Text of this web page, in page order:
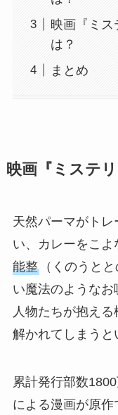
映画『ミス
は？
まとめ
映画『ミステ
天然パーマがト
い、カレーをこよ
能整（くのうと
い魔法のような
人物たちが抱え
解かれてしまうと
累計発行部数
による漫画が原作